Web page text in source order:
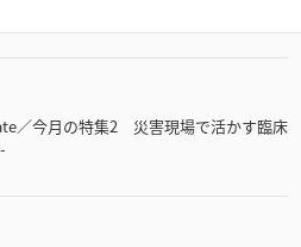
／今月の特集2 災害現場で活かす臨床